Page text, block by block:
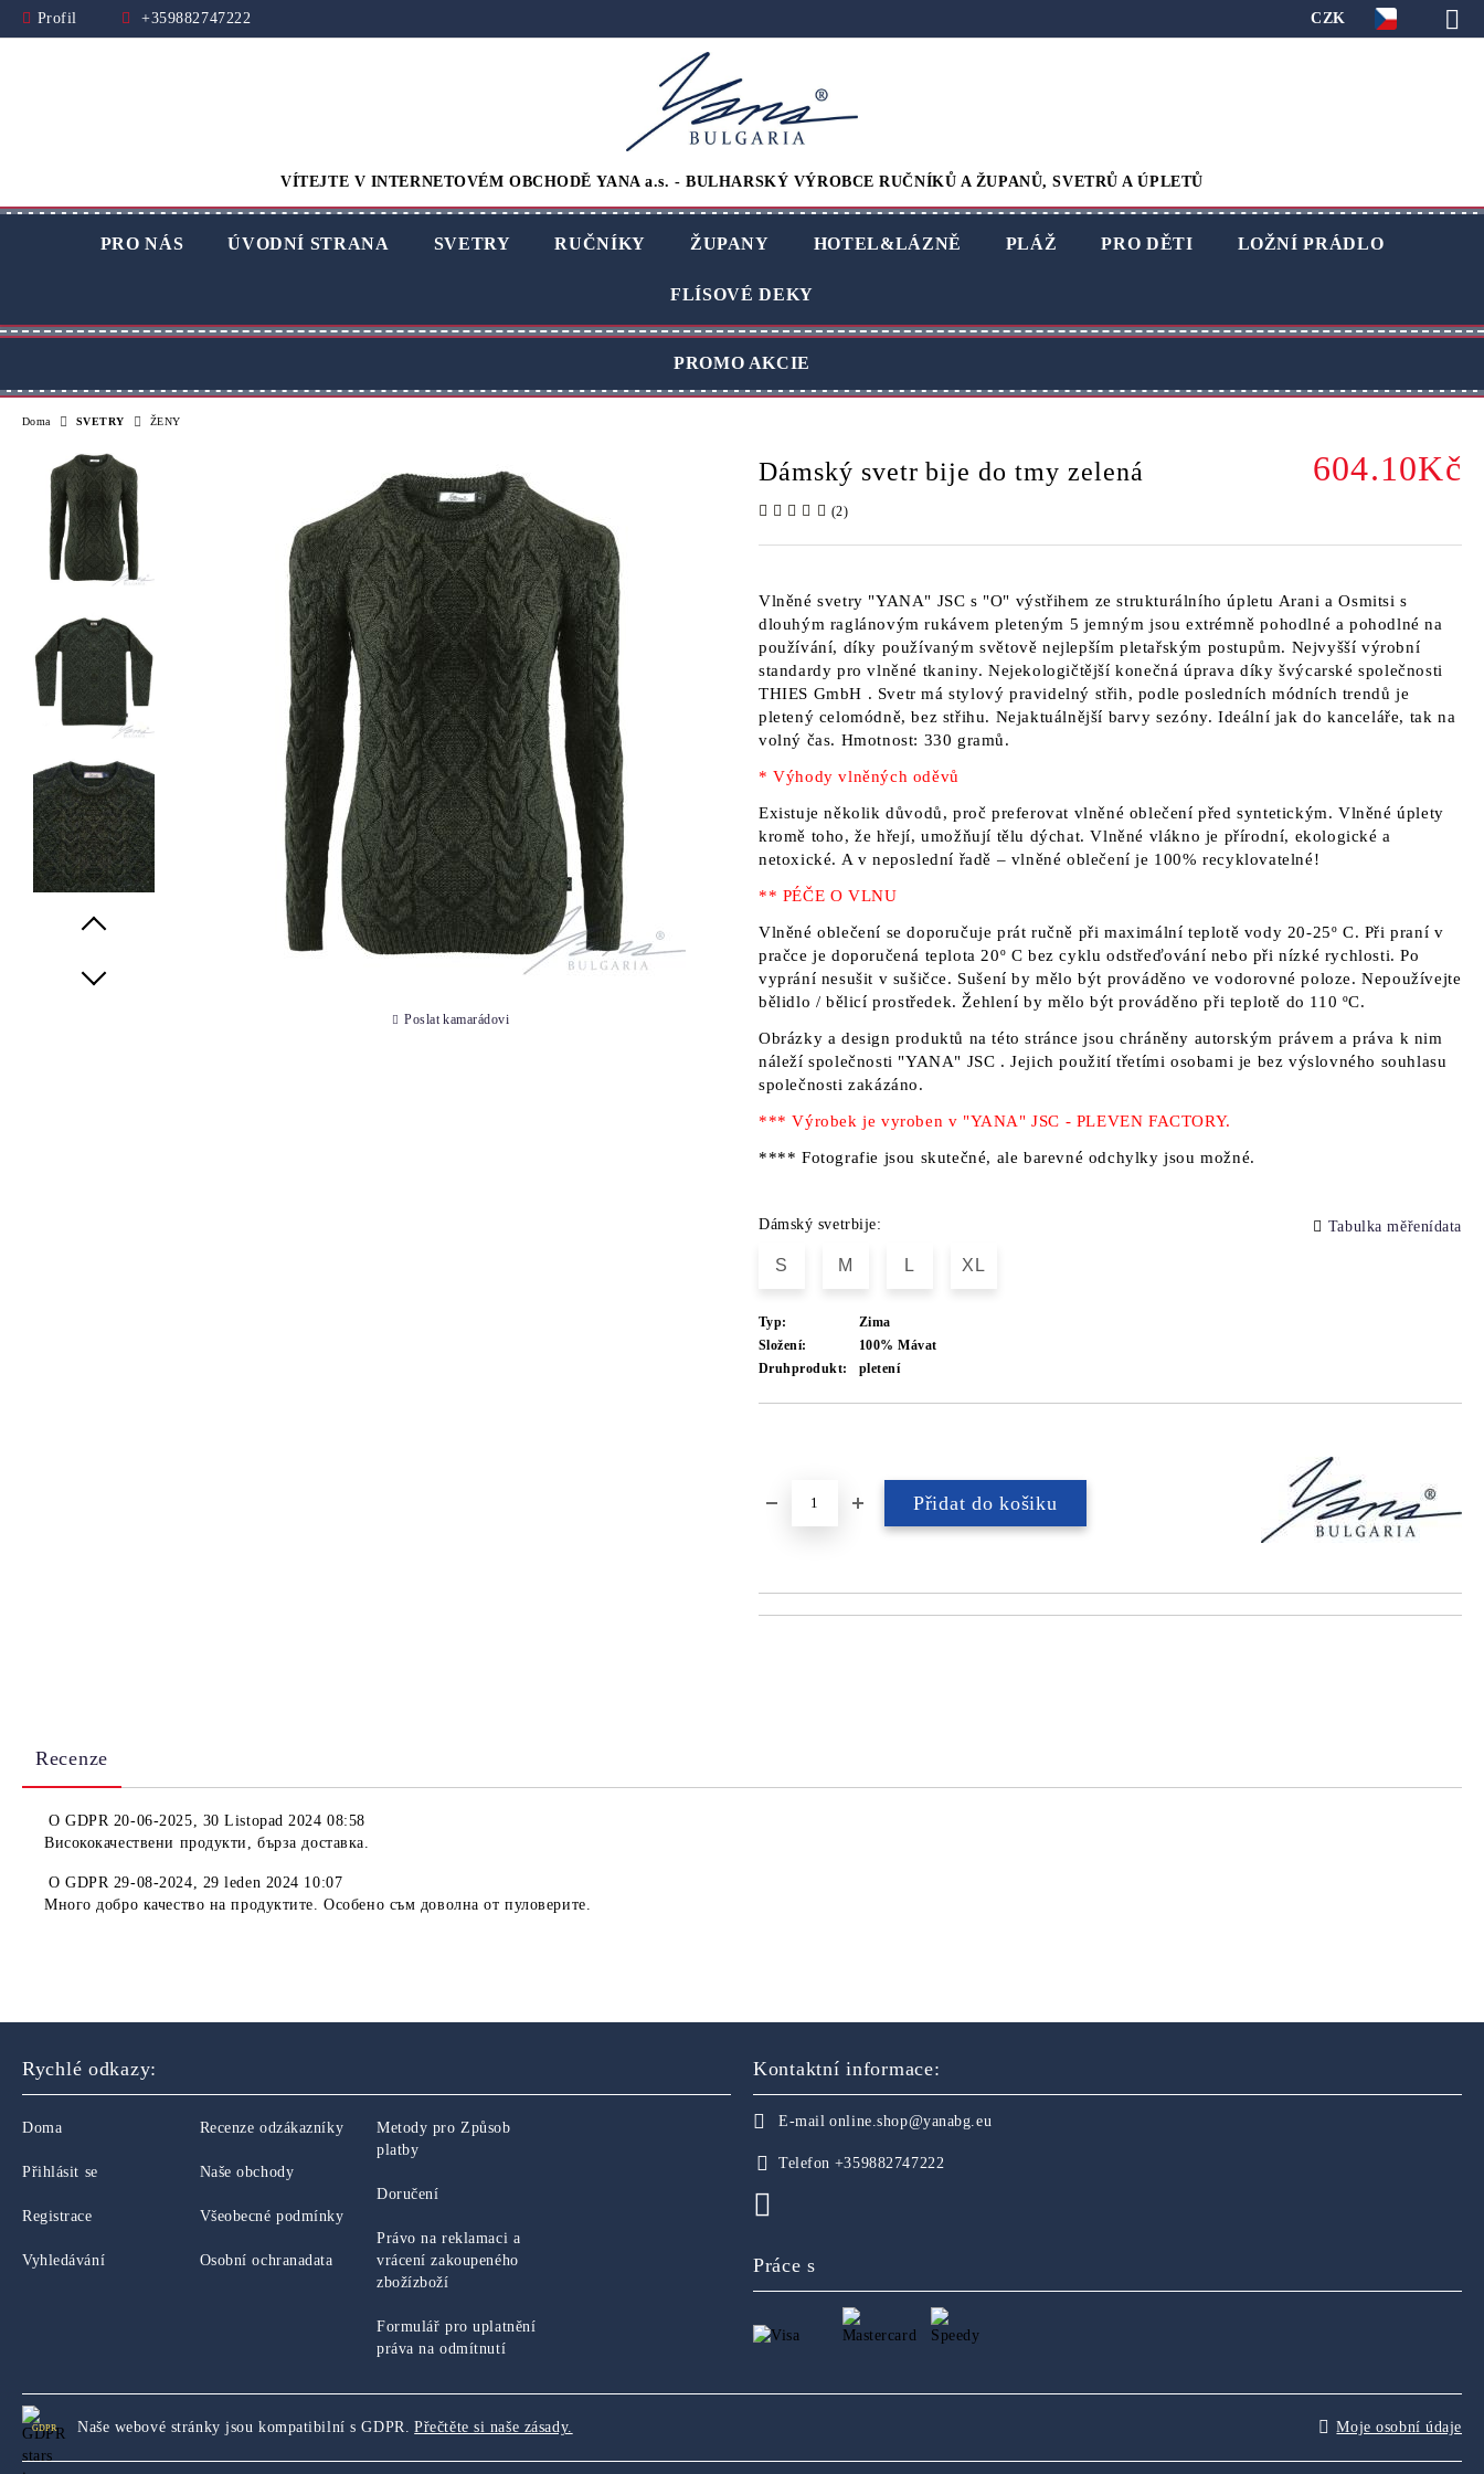
Profil +359882747222 CZK
VÍTEJTE V INTERNETOVÉM OBCHODĚ YANA a.s. - BULHARSKÝ VÝROBCE RUČNÍKŮ A ŽUPANŮ, SVETRŮ A ÚPLETŮ
PRO NÁS ÚVODNÍ STRANA SVETRY RUČNÍKY ŽUPANY HOTEL&LÁZNĚ PLÁŽ PRO DĚTI LOŽNÍ PRÁDLO
FLÍSOVÉ DEKY
PROMO AKCIE
Doma SVETRY ŽENY
Dámský svetr bije do tmy zelená 604.10Kč
(2)
Vlněné svetry "YANA" JSC s "O" výstřihem ze strukturálního úpletu Arani a Osmitsi s
dlouhým raglánovým rukávem pleteným 5 jemným jsou extrémně pohodlné a pohodlné na
používání, díky používaným světově nejlepším pletařským postupům. Nejvyšší výrobní
standardy pro vlněné tkaniny. Nejekologičtější konečná úprava díky švýcarské společnosti
THIES GmbH . Svetr má stylový pravidelný střih, podle posledních módních trendů je
pletený celomódně, bez střihu. Nejaktuálnější barvy sezóny. Ideální jak do kanceláře, tak na
volný čas. Hmotnost: 330 gramů.
* Výhody vlněných oděvů
Existuje několik důvodů, proč preferovat vlněné oblečení před syntetickým. Vlněné úplety
kromě toho, že hřejí, umožňují tělu dýchat. Vlněné vlákno je přírodní, ekologické a
netoxické. A v neposlední řadě – vlněné oblečení je 100% recyklovatelné!
** PÉČE O VLNU
Vlněné oblečení se doporučuje prát ručně při maximální teplotě vody 20-25º C. Při praní v
pračce je doporučená teplota 20º C bez cyklu odstřeďování nebo při nízké rychlosti. Po
vyprání nesušit v sušičce. Sušení by mělo být prováděno ve vodorovné poloze. Nepoužívejte
bělidlo / bělicí prostředek. Žehlení by mělo být prováděno při teplotě do 110 ºC.
Obrázky a design produktů na této stránce jsou chráněny autorským právem a práva k nim
náležíspolečnosti "YANA" JSC . Jejich použití třetími osobami je bez výslovného souhlasu
společnosti zakázáno.
*** Výrobek je vyroben v "YANA" JSC - PLEVEN FACTORY.
**** Fotografie jsou skutečné, ale barevné odchylky jsou možné.
Dámský svetrbije: Tabulka měřenídata
S M L XL
Typ:
Zima
Složení:
100% Mávat
Druhprodukt:
pletení
Poslat kamarádovi
Recenze
OGDPR 20-06-2025, 30 Listopad 2024 08:58
Висококачествени продукти, бърза доставка.
OGDPR 29-08-2024, 29 leden 2024 10:07
Много добро качество на продуктите. Особено съм доволна от пуловерите.
Rychlé odkazy:
Doma
Přihlásit se
Registrace
Vyhledávání
Recenze odzákazníky
Naše obchody
Všeobecné podmínky
Osobní ochranadata
Metody pro Způsob
platby
Doručení
Právo na reklamaci a
vrácení zakoupeného
zbožízboží
Formulář pro uplatnění
práva na odmítnutí
Kontaktní informace:
E-mail online.shop@yanabg.eu
Telefon +359882747222
Práce s
GDPR Naše webové stránky jsou kompatibilní s GDPR. Přečtěte si naše zásady. Moje osobní údaje